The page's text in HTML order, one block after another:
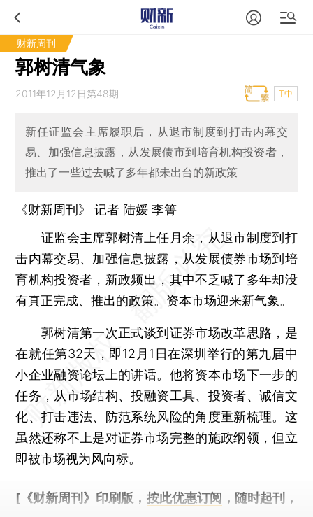
财新周刊
郭树清气象
2011年12月12日第48期 T中
新任证监会主席履职后，从退市制度到打击内幕交
易、加强信息披露，从发展债市到培育机构投资者，
推出了一些过去喊了多年都未出台的新政策
《财新周刊》 记者 陆媛李箐
证监会主席郭树清上任月余，从退市制度到打
击内幕交易、加强信息披露，从发展债券市场到培
育机构投资者，新政频出，其中不乏喊了多年却没
有真正完成、推出的政策。资本市场迎来新气象。
郭树清第一次正式谈到证券市场改革思路，是
在就任第32天，即12月1日在深圳举行的第九届中
小企业融资论坛上的讲话。他将资本市场下一步的
任务，从市场结构、投融资工具、投资者、诚信文
化、打击违法、防范系统风险的角度重新梳理。这
虽然还称不上是对证券市场完整的施政纲领，但立
即被市场视为风向标。
[《财新周刊》印刷版， 按此优惠订阅 ，随时起刊，